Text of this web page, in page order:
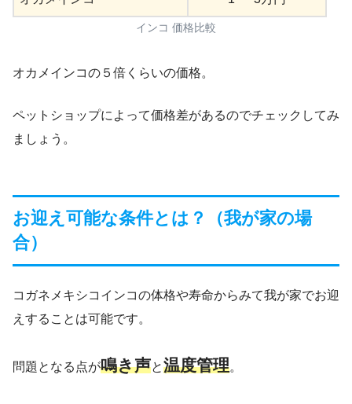
インコ 価格比較
オカメインコの５倍くらいの価格。
ペットショップによって価格差があるのでチェックしてみ
ましょう。
お迎え可能な条件とは？（我が家の場
合）
コガネメキシコインコの体格や寿命からみて我が家でお迎
えすることは可能です。
問題となる点が鳴き声と温度管理。